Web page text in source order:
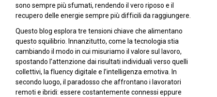
sono sempre più sfumati, rendendo il vero riposo e il
recupero delle energie sempre più difficili da raggiungere.
Questo blog esplora tre tensioni chiave che alimentano
questo squilibrio. Innanzitutto, come la tecnologia stia
cambiando il modo in cui misuriamo il valore sul lavoro,
spostando l’attenzione dai risultati individuali verso quelli
collettivi, la fluency digitale e l’intelligenza emotiva. In
secondo luogo, il paradosso che affrontano i lavoratori
remoti e ibridi: essere costantemente connessi eppure